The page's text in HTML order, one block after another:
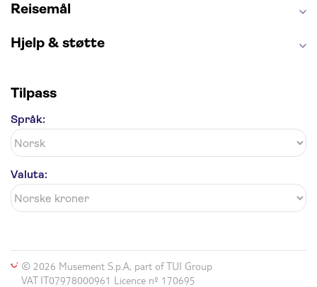
Reisemål
Hjelp & støtte
Tilpass
Språk:
Valuta:
© 2026 Musement S.p.A, part of TUI Group
VAT IT07978000961 Licence nº 170695